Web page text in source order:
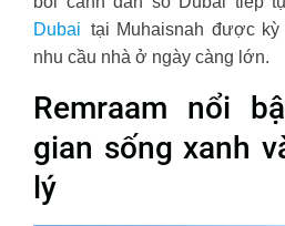
Dubai tại Muhaisnah được
nhu cầu nhà ở ngày càng lớn.
Remraam nổi
gian sống xanh
lý